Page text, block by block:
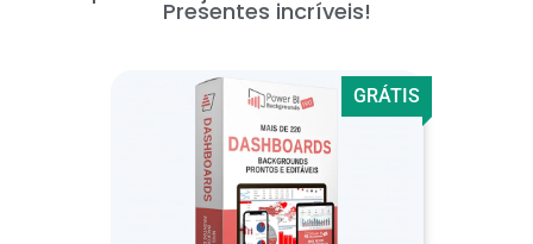
Presentes incríveis!
GRÁTIS